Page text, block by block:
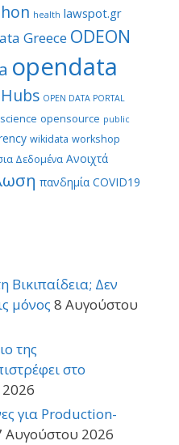
health lawspot.gr
Greece ODEON
opendata
OPEN DATA PORTAL
opensource public
wikidata workshop
Δεδομένα Ανοιχτά
πανδημία COVID19
Βικιπαίδεια; Δεν
μόνος 8 Αυγούστου
της
στο
για Production-
Αυγούστου 2026